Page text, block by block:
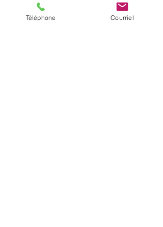
Téléphone Courriel